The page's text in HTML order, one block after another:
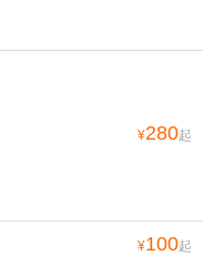
¥280起
¥100起